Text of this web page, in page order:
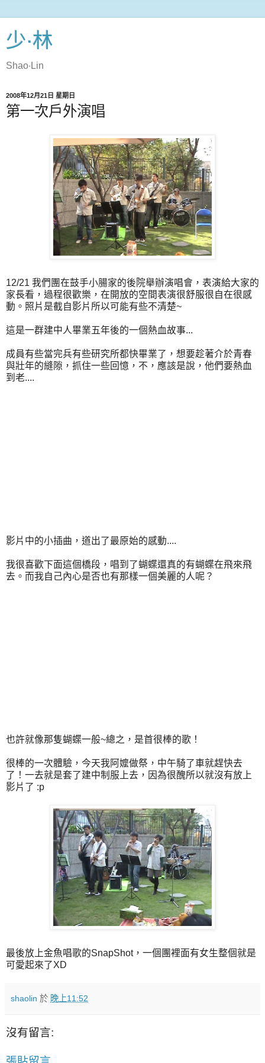
少‧林
Shao‧Lin
2008年12月21日 星期日
第一次戶外演唱
12/21 我們團在鼓手小腸家的後院舉辦演唱會，表演給大家的
家長看，過程很歡樂，在開放的空間表演很舒服很自在很感
動。照片是截自影片所以可能有些不清楚~
這是一群建中人畢業五年後的一個熱血故事...
成員有些當完兵有些研究所都快畢業了，想要趁著介於青春
與壯年的縫隙，抓住一些回憶，不，應該是說，他們要熱血
到老....
影片中的小插曲，道出了最原始的感動....
我很喜歡下面這個橋段，唱到了蝴蝶還真的有蝴蝶在飛來飛
去。而我自己內心是否也有那樣一個美麗的人呢？
也許就像那隻蝴蝶一般~總之，是首很棒的歌！
很棒的一次體驗，今天我阿嬤做祭，中午騎了車就趕快去
了！一去就是套了建中制服上去，因為很醜所以就沒有放上
影片了 :p
最後放上金魚唱歌的SnapShot，一個團裡面有女生整個就是
可愛起來了XD
shaolin 於 晚上11:52
沒有留言: